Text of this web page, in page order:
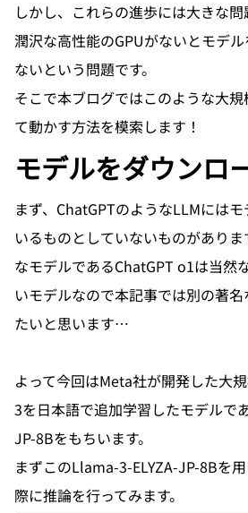
しかし、これらの進歩には大きな
潤沢な高性能のGPUがないとモデ
ないという問題です。
そこで本ブログではこのような大
て動かす方法を模索します！
モデルをダウンロ
まず、ChatGPTのようなLLMには
いるものとしていないものがあり
なモデルであるChatGPT o1は当然
いモデルなので本記事では別の著
たいと思います…
よって今回はMeta社が開発した大
3を日本語で追加学習したモデルで
JP-8Bをもちいます。
まずこのLlama-3-ELYZA-JP-8Bを
際に推論を行ってみます。